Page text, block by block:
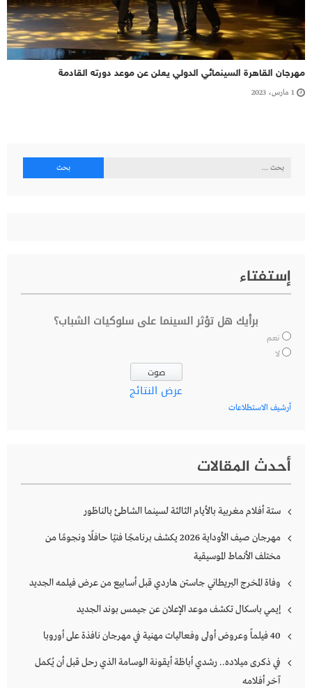
مهرجان القاهرة السينمائي الدولي يعلن عن موعد دورته القادمة
1 مارس، 2023
البحث
إستفتاء
برأيك هل تؤثر السينما على سلوكيات الشباب؟
نعم
لا
عرض النتائج
أرشيف الاستطلاعات
أحدث المقالات
ستة أفلام مغربية بالأيام الثالثة لسينما الشاطئ بالناظور
مهرجان صيف الأوداية 2026 يكشف برنامجًا فنيًا حافلًا ونجومًا من
مختلف الأنماط الموسيقية
وفاة المخرج البريطاني جاستن هاردي قبل أسابيع من عرض فيلمه الجديد
إيمي باسكال تكشف موعد الإعلان عن جيمس بوند الجديد
40 فيلماً وعروض أولى وفعاليات مهنية في مهرجان نافذة على أوروبا
في ذكرى ميلاده.. رشدي أباظة أيقونة الوسامة الذي رحل قبل أن يُكمل
آخر أفلامه